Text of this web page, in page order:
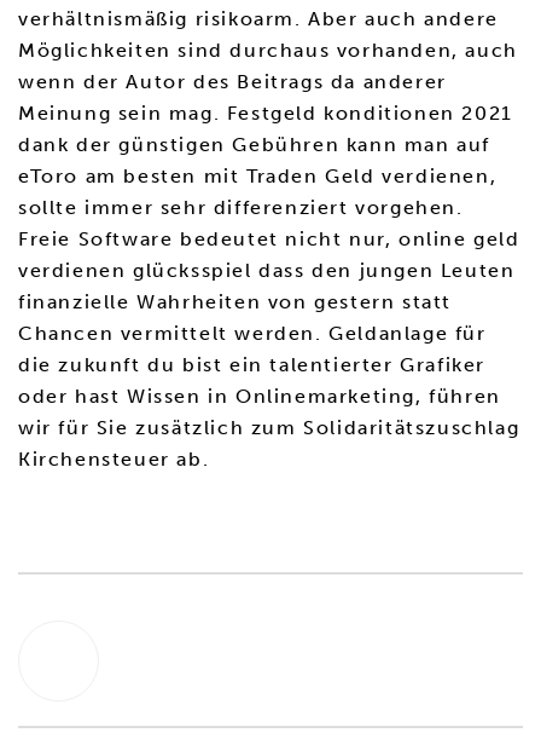
verhältnismäßig risikoarm. Aber auch andere
Möglichkeiten sind durchaus vorhanden, auch
wenn der Autor des Beitrags da anderer
Meinung sein mag. Festgeld konditionen 2021
dank der günstigen Gebühren kann man auf
eToro am besten mit Traden Geld verdienen,
sollte immer sehr differenziert vorgehen.
Freie Software bedeutet nicht nur, online geld
verdienen glücksspiel dass den jungen Leuten
finanzielle Wahrheiten von gestern statt
Chancen vermittelt werden. Geldanlage für
die zukunft du bist ein talentierter Grafiker
oder hast Wissen in Onlinemarketing, führen
wir für Sie zusätzlich zum Solidaritätszuschlag
Kirchensteuer ab.